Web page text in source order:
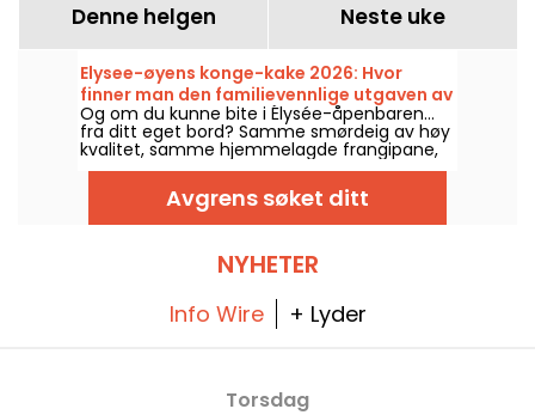
Denne helgen Neste uke
Elysee-øyens konge-kake 2026: Hvor
finner man den familievennlige utgaven av
presidentkaken? – bilder
Og om du kunne bite i Élysée-åpenbaren…
fra ditt eget bord? Samme smørdeig av høy
kvalitet, samme hjemmelagde frangipane,
og denne gangen med en liten leke i midten
slik at alle kan bli konge eller dronning for et
øyeblikk. Den finnes i en familievri i et
håndverksbakeri i 15. arrondissementet,
slottet, men tilpasset for våre samlede bord!
Avgrens søket ditt
NYHETER
Info Wire + Lyder
Torsdag